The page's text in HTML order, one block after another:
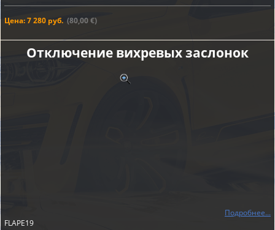
Цена: 7 280 руб. (80,00 €)
Отключение вихревых заслонок
Подробнее...
FLAPE19